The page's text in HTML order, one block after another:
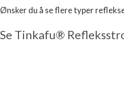
Ønsker du å se flere typer
Se Tinkafu®